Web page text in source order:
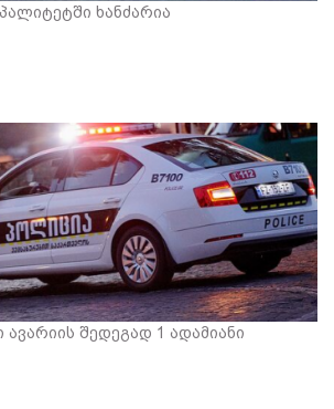
ხანძარია
შედეგად 1 ადამიანი